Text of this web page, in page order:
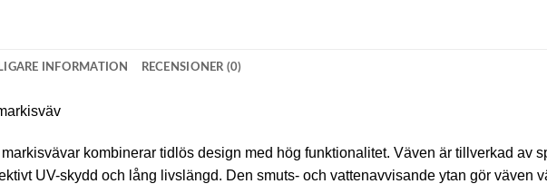
INFORMATION RECENSIONER (0)
kombinerar tidlös design med hög funktionalitet. Väven är tillverkad av
UV-skydd och lång livslängd. Den smuts- och vattenavvisande ytan gör väven